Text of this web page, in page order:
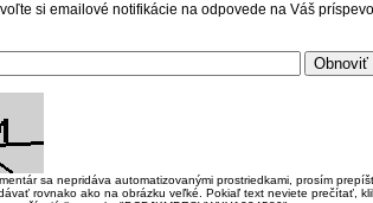
si emailové notifikácie na odpovede na Váš
sa nepridáva automatizovanými prostriedkami, prosím
rovnako ako na obrázku veľké. Pokiaľ text neviete prečítať,